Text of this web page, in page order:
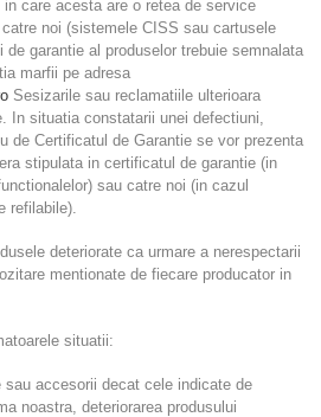
care acesta are o retea de service
noi (sistemele CISS sau cartusele
garantie al produselor trebuie semnalata
marfii pe adresa
Sesizarile sau reclamatiile ulterioara
In situatia constatarii unei defectiuni,
de Certificatul de Garantie se vor prezenta
stipulata in certificatul de garantie (in
sau catre noi (in cazul
refilabile).
deteriorate ca urmare a nerespectarii
mentionate de fiecare producator in
situatii:
accesorii decat cele indicate de
noastra, deteriorarea produsului